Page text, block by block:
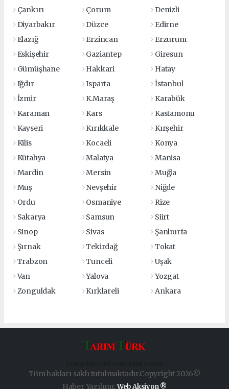
Çankırı
Çorum
Denizli
Diyarbakır
Düzce
Edirne
Elazığ
Erzincan
Erzurum
Eskişehir
Gaziantep
Giresun
Gümüşhane
Hakkari
Hatay
Iğdır
Isparta
İstanbul
İzmir
K.Maraş
Karabük
Karaman
Kars
Kastamonu
Kayseri
Kırıkkale
Kırşehir
Kilis
Kocaeli
Konya
Kütahya
Malatya
Manisa
Mardin
Mersin
Muğla
Muş
Nevşehir
Niğde
Ordu
Osmaniye
Rize
Sakarya
Samsun
Siirt
Sinop
Sivas
Şanlıurfa
Şırnak
Tekirdağ
Tokat
Trabzon
Tunceli
Uşak
Van
Yalova
Yozgat
Zonguldak
Kırklareli Ankara
Tüm hakları saklı tutulmaktadır.Copyright 2026©
Haber Yazılımı:Web Aksiyon ®